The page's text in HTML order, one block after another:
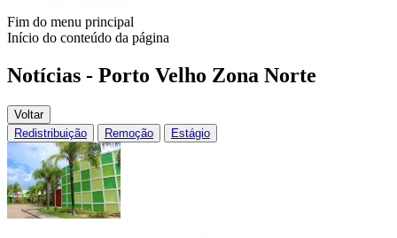
Fim do menu principal
Início do conteúdo da página
Notícias - Porto Velho Zona Norte
Voltar
Redistribuição
Remoção Estágio